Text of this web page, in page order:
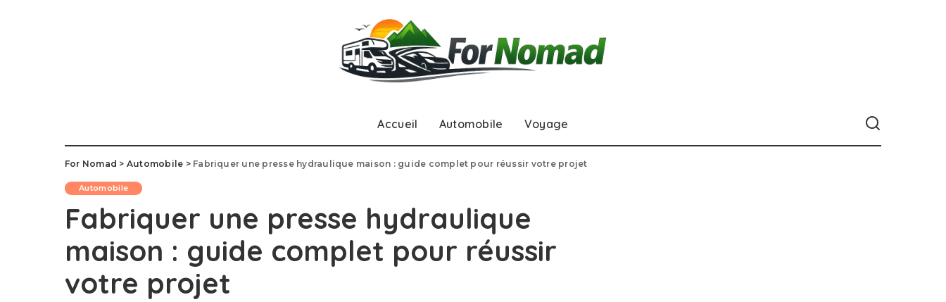
Accueil Automobile Voyage
For Nomad > Automobile > Fabriquer une presse hydraulique maison : guide complet pour réussir votre projet
Automobile
Fabriquer une presse hydraulique
maison : guide complet pour réussir
votre projet